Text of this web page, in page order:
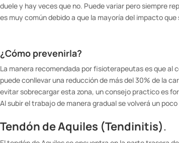
duele y hay veces que no. Puede variar pero siempre
es muy común debido a que la mayoría del impacto
¿Cómo prevenirla?
La manera recomendada por fisioterapeutas es que al
puede conllevar una reducción de más del 30% de la
evitar sobrecargar esta zona, un consejo practico es
Al subir el trabajo de manera gradual se volverá un
Tendón de Aquiles (Tendinitis).